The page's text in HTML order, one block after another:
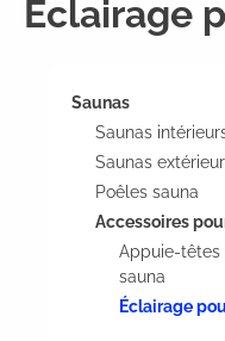
Éclairage
Saunas
Saunas
Saunas
Poêles sauna
Accessoires
Appuie-têtes
sauna
Éclairage